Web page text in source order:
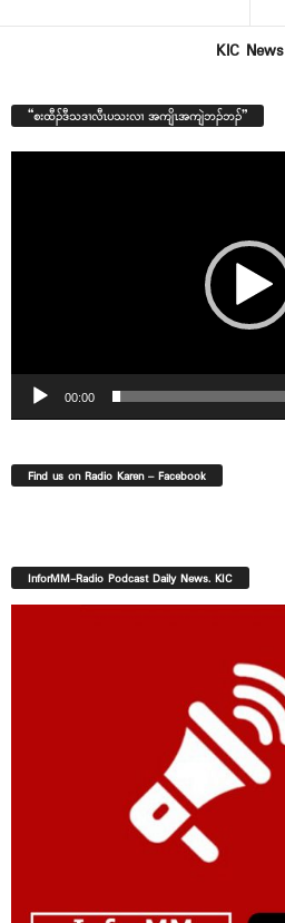
KIC News
“စးထီၣ်ဒီသဒၢလီၤပသးလၢ အကျိၤအကျဲဘၣ်ဘၣ်”
00:00
Find us on Radio Karen – Facebook
InforMM-Radio Podcast Daily News. KIC